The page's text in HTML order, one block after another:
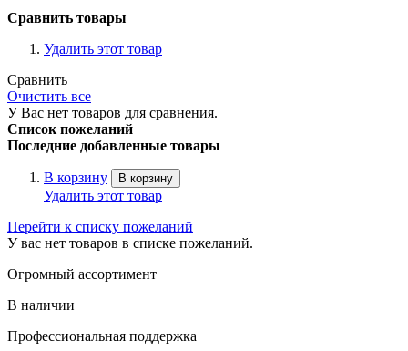
Сравнить товары
Удалить этот товар
Сравнить
Очистить все
У Вас нет товаров для сравнения.
Список пожеланий
Последние добавленные товары
В корзину В корзину
Удалить этот товар
Перейти к списку пожеланий
У вас нет товаров в списке пожеланий.
Огромный ассортимент
В наличии
Профессиональная поддержка